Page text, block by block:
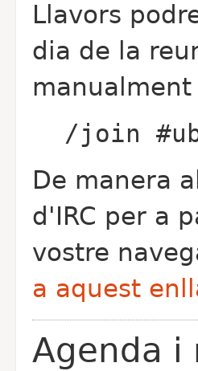
Llavors
dia de la
/join
De manera
d'IRC per a
vostre
a aquest
Agenda i